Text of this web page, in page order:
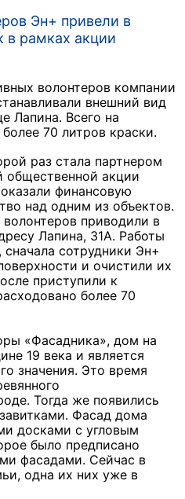
Эн+ привели в
в рамках акции
волонтеров компании
внешний вид
Лапина. Всего на
70 литров краски.
раз стала партнером
общественной акции
финансовую
над одним из объектов.
приводили в
Лапина, 31А. Работы
сотрудники Эн+
и очистили их
приступили к
более 70
«Фасадника», дом на
19 века и является
значения. Это время
Тогда же появились
Фасад дома
досками с угловым
было предписано
фасадами. Сейчас в
одна их них уже в